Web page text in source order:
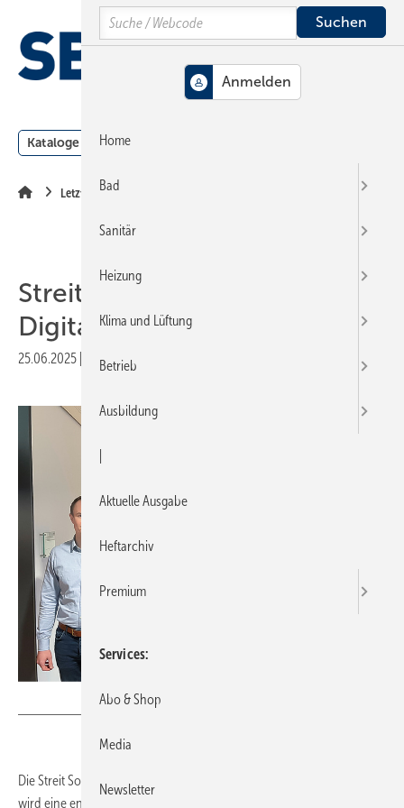
Hauptinhalt
Hauptmenü
SiteSearch
Kataloge Meldungen
Letzte Seiten
Streit Software und
Digitalbox kooperieren
25.06.2025 Veröffentlicht in
Die Streit Software GmbH ist offizieller Partner der Digitalbox. Damit
wird eine engere Verzahnung zwischen der Softwarelösung und den
Search
Home
Bad
Sanitär
Heizung
Klima und Lüftung
Betrieb
Ausbildung
Aktuelle Ausgabe
Heftarchiv
Premium
Services
Abo & Shop
Media
Newsletter